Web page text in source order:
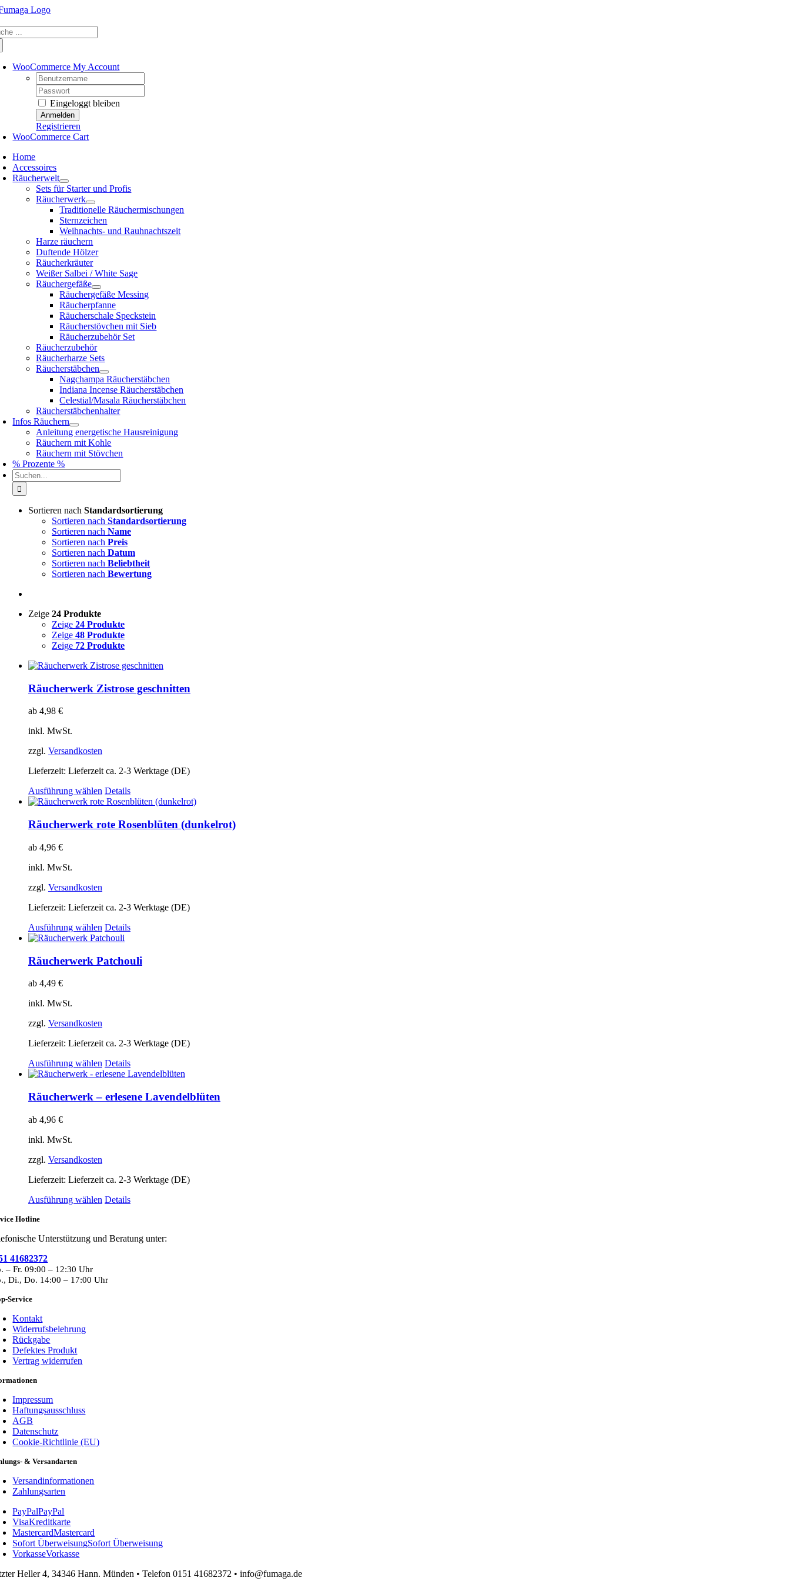
Skip
content
WooCommerce My Account
Username:
Password:
Eingeloggt bleiben
Registrieren
WooCommerce Cart
Home
Accessoires
Räucherwelt
Sets für Starter und Profis
Räucherwerk
Traditionelle Räuchermischungen
Sternzeichen
Weihnachts- und Rauhnachtszeit
Harze räuchern
Duftende Hölzer
Räucherkräuter
Weißer Salbei / White Sage
Räuchergefäße
Räuchergefäße Messing
Räucherpfanne
Räucherschale Speckstein
Räucherstövchen mit Sieb
Räucherzubehör Set
Räucherzubehör
Räucherharze Sets
Räucherstäbchen
Nagchampa Räucherstäbchen
Indiana Incense Räucherstäbchen
Celestial/Masala Räucherstäbchen
Räucherstäbchenhalter
Infos Räuchern
Anleitung energetische Hausreinigung
Räuchern mit Kohle
Räuchern mit Stövchen
% Prozente %
Suche
nach:
Sortieren nach Standardsortierung
Sortieren nach Standardsortierung
Sortieren nach Name
Sortieren nach Preis
Sortieren nach Datum
Sortieren nach Beliebtheit
Sortieren nach Bewertung
Zeige 24 Produkte
Zeige 24 Produkte
Zeige 48 Produkte
Zeige 72 Produkte
Räucherwerk Zistrose geschnitten
ab 4,98 €
inkl. MwSt.
zzgl. Versandkosten
Lieferzeit: Lieferzeit ca. 2-3 Werktage (DE)
Ausführung wählen Dieses
Produkt
mehrere
Varianten
Produktseite
werden
Details
Räucherwerk rote Rosenblüten (dunkelrot)
ab 4,96 €
inkl. MwSt.
zzgl. Versandkosten
Lieferzeit: Lieferzeit ca. 2-3 Werktage (DE)
Ausführung wählen Dieses
Produkt
mehrere
Varianten
Produktseite
werden
Details
Räucherwerk Patchouli
ab 4,49 €
inkl. MwSt.
zzgl. Versandkosten
Lieferzeit: Lieferzeit ca. 2-3 Werktage (DE)
Ausführung wählen Dieses
Produkt
mehrere
Varianten
Produktseite
werden
Details
Räucherwerk – erlesene Lavendelblüten
ab 4,96 €
inkl. MwSt.
zzgl. Versandkosten
Lieferzeit: Lieferzeit ca. 2-3 Werktage (DE)
Ausführung wählen Dieses
Varianten
können
Details
Hotline
Unterstützung und Beratung unter:
41682372
– Fr. 09:00 – 12:30 Uhr
Di., Do. 14:00 – 17:00 Uhr
Service
Kontakt
Widerrufsbelehrung
Rückgabe
Defektes Produkt
Vertrag widerrufen
Impressum
Haftungsausschluss
AGB
Datenschutz
Cookie-Richtlinie (EU)
& Versandarten
Versandinformationen
Zahlungsarten
PayPalPayPal
VisaKreditkarte
MastercardMastercard
Sofort ÜberweisungSofort Überweisung
VorkasseVorkasse
Heller 4, 34346 Hann. Münden • Telefon 0151 41682372 • info@fumaga.de